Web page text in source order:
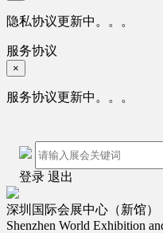
隐私协议更新中。。。
服务协议
×
服务协议更新中。。。
登录 退出
深圳国际会展中心（新馆）
Shenzhen World Exhibition